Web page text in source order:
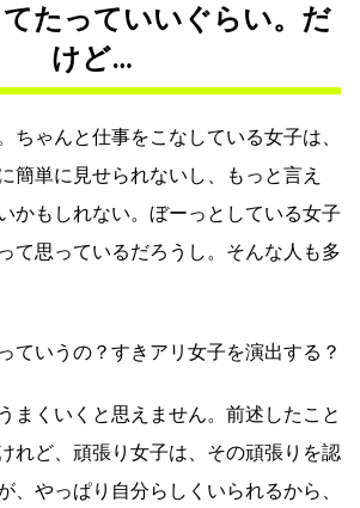
たっていいぐらい。だ
けど…
ちゃんと仕事をこなしている女子は、
簡単に見せられないし、もっと言え
かもしれない。ぼーっとしている女子
て思っているだろうし。そんな人も多
ていうの？すきアリ女子を演出する？
まくいくと思えません。前述したこと
れど、頑張り女子は、その頑張りを認
、やっぱり自分らしくいられるから、